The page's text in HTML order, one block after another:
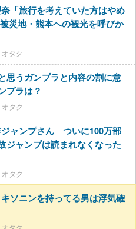
奈「旅行を考えていた方はやめ
災地・熊本への観光を呼びか
オタク
思うガンプラと内容の割に意
プラは？
オタク
ジャンプさん ついに100万部
ジャンプは読まれなくなった
オタク
キソニンを持ってる男は浮気確
オタク